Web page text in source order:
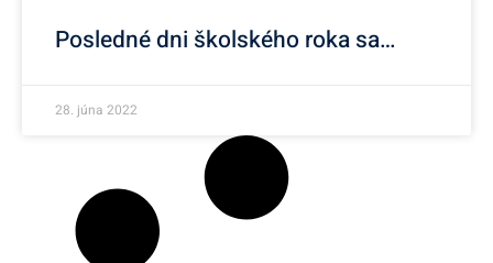
Posledné dni školského roka sa…
28. júna 2022